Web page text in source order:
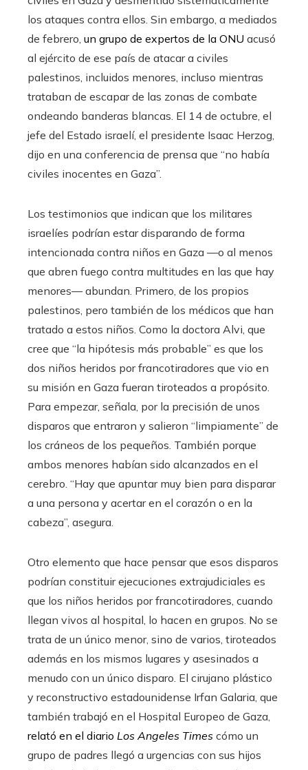
los ataques contra ellos. Sin embargo, a mediados
de febrero, un grupo de expertos de la ONU acusó
al ejército de ese país de atacar a civiles
palestinos, incluidos menores, incluso mientras
trataban de escapar de las zonas de combate
ondeando banderas blancas. El 14 de octubre, el
jefe del Estado israelí, el presidente Isaac Herzog,
dijo en una conferencia de prensa que “no había
civiles inocentes en Gaza”.
Los testimonios que indican que los militares
israelíes podrían estar disparando de forma
intencionada contra niños en Gaza —o al menos
que abren fuego contra multitudes en las que hay
menores— abundan. Primero, de los propios
palestinos, pero también de los médicos que han
tratado a estos niños. Como la doctora Alvi, que
cree que “la hipótesis más probable” es que los
dos niños heridos por francotiradores que vio en
su misión en Gaza fueran tiroteados a propósito.
Para empezar, señala, por la precisión de unos
disparos que entraron y salieron “limpiamente” de
los cráneos de los pequeños. También porque
ambos menores habían sido alcanzados en el
cerebro. “Hay que apuntar muy bien para disparar
a una persona y acertar en el corazón o en la
cabeza”, asegura.
Otro elemento que hace pensar que esos disparos
podrían constituir ejecuciones extrajudiciales es
que los niños heridos por francotiradores, cuando
llegan vivos al hospital, lo hacen en grupos. No se
trata de un único menor, sino de varios, tiroteados
además en los mismos lugares y asesinados a
menudo con un único disparo. El cirujano plástico
y reconstructivo estadounidense Irfan Galaria, que
también trabajó en el Hospital Europeo de Gaza,
relató en el diario Los Angeles Times cómo un
grupo de padres llegó a urgencias con sus hijos